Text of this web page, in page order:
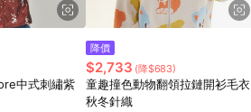
中式刺繡紫
降價
$2,733 (降$683)
童趣撞色動物翻領拉鏈開衫毛衣
秋冬針織